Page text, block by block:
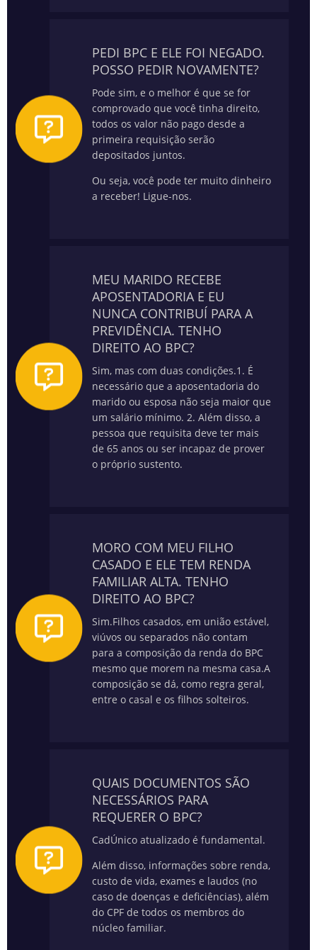
PEDI BPC E ELE FOI NEGADO.
POSSO PEDIR NOVAMENTE?
Pode sim, e o melhor é que se for
comprovado que você tinha direito,
todos os valor não pago desde a
primeira requisição serão
depositados juntos.
Ou seja, você pode ter muito dinheiro
a receber! Ligue-nos.
MEU MARIDO RECEBE
APOSENTADORIA E EU
NUNCA CONTRIBUÍ PARA A
PREVIDÊNCIA. TENHO
DIREITO AO BPC?
Sim, mas com duas condições.1. É
necessário que a aposentadoria do
marido ou esposa não seja maior que
um salário mínimo. 2. Além disso, a
pessoa que requisita deve ter mais
de 65 anos ou ser incapaz de prover
o próprio sustento.
MORO COM MEU FILHO
CASADO E ELE TEM RENDA
FAMILIAR ALTA. TENHO
DIREITO AO BPC?
Sim.Filhos casados, em união estável,
viúvos ou separados não contam
para a composição da renda do BPC
mesmo que morem na mesma casa.A
composição se dá, como regra geral,
entre o casal e os filhos solteiros.
QUAIS DOCUMENTOS SÃO
NECESSÁRIOS PARA
REQUERER O BPC?
CadÚnico atualizado é fundamental.
Além disso, informações sobre renda,
custo de vida, exames e laudos (no
caso de doenças e deficiências), além
do CPF de todos os membros do
núcleo familiar.